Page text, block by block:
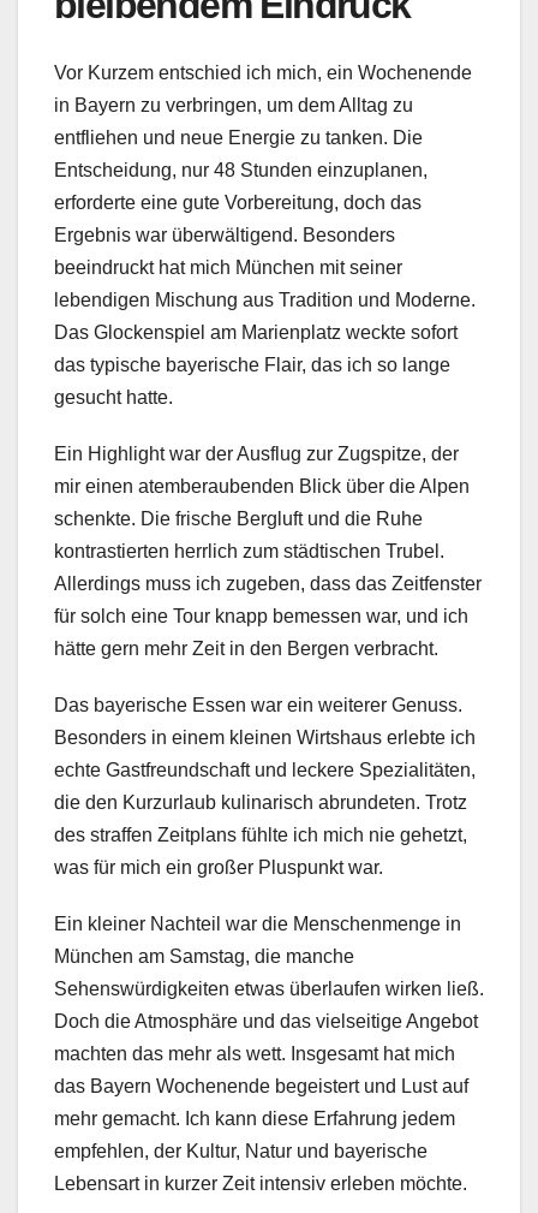
Vor Kurzem entschied ich mich, ein Wochenende
in Bayern zu verbringen, um dem Alltag zu
entfliehen und neue Energie zu tanken. Die
Entscheidung, nur 48 Stunden einzuplanen,
erforderte eine gute Vorbereitung, doch das
Ergebnis war überwältigend. Besonders
beeindruckt hat mich München mit seiner
lebendigen Mischung aus Tradition und Moderne.
Das Glockenspiel am Marienplatz weckte sofort
das typische bayerische Flair, das ich so lange
gesucht hatte.
Ein Highlight war der Ausflug zur Zugspitze, der
mir einen atemberaubenden Blick über die Alpen
schenkte. Die frische Bergluft und die Ruhe
kontrastierten herrlich zum städtischen Trubel.
Allerdings muss ich zugeben, dass das Zeitfenster
für solch eine Tour knapp bemessen war, und ich
hätte gern mehr Zeit in den Bergen verbracht.
Das bayerische Essen war ein weiterer Genuss.
Besonders in einem kleinen Wirtshaus erlebte ich
echte Gastfreundschaft und leckere Spezialitäten,
die den Kurzurlaub kulinarisch abrundeten. Trotz
des straffen Zeitplans fühlte ich mich nie gehetzt,
was für mich ein großer Pluspunkt war.
Ein kleiner Nachteil war die Menschenmenge in
München am Samstag, die manche
Sehenswürdigkeiten etwas überlaufen wirken ließ.
Doch die Atmosphäre und das vielseitige Angebot
machten das mehr als wett. Insgesamt hat mich
das Bayern Wochenende begeistert und Lust auf
mehr gemacht. Ich kann diese Erfahrung jedem
empfehlen, der Kultur, Natur und bayerische
Lebensart in kurzer Zeit intensiv erleben möchte.